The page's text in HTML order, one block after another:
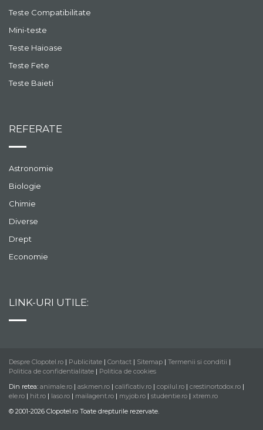
Teste Compatibilitate
Mini-teste
Teste Haioase
Teste Fete
Teste Baieti
REFERATE
Astronomie
Biologie
Chimie
Diverse
Drept
Economie
LINK-URI UTILE:
Despre Clopotel.ro | Publicitate | Contact | Sitemap | Termenii si conditii |
Politica de confidentialitate | Politica de cookies
Din retea: animale.ro | askmen.ro | calificativ.ro | copilul.ro | crestinortodox.ro |
ele.ro | hit.ro | laso.ro | mailagent.ro | myjob.ro | studentie.ro | xtrem.ro
© 2001-2026 Clopotel.ro Toate drepturile rezervate.